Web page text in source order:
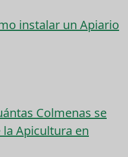
instalar un Apiario
Colmenas se
la Apicultura en